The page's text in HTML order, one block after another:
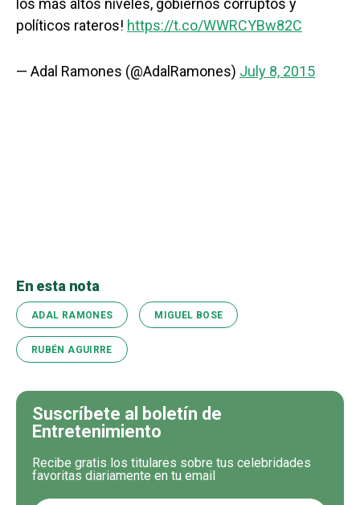
los más altos niveles, gobiernos corruptos y
políticos rateros! https://t.co/WWRCYBw82C
— Adal Ramones (@AdalRamones) July 8, 2015
En esta nota
ADAL RAMONES MIGUEL BOSE
RUBÉN AGUIRRE
Suscríbete al boletín de
Entretenimiento
Recibe gratis los titulares sobre tus celebridades
favoritas diariamente en tu email